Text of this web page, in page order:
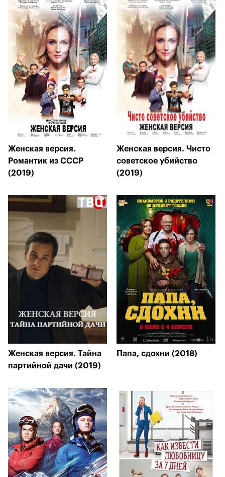
Женская версия.
Романтик из СССР
(2019)
Женская версия. Чисто
советское убийство
(2019)
Женская версия. Тайна
партийной дачи (2019)
Папа, сдохни (2018)